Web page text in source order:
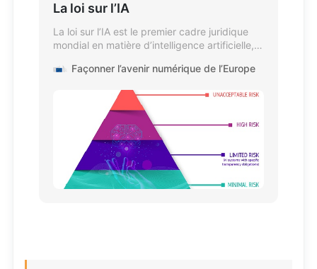
La loi sur l’IA
La loi sur l’IA est le premier cadre juridique
mondial en matière d’intelligence artificielle,
l’Europe comme chef de file mondial.
Façonner l’avenir numérique de l’Europe